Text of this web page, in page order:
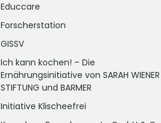
Educcare
Forscherstation
GISSV
Ich kann kochen! – Die
Ernährungsinitiative von SARAH WIENER
STIFTUNG und BARMER
Initiative Klischeefrei